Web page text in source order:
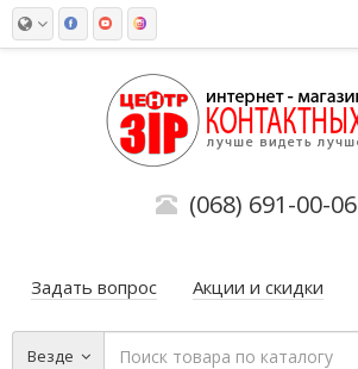
(068) 691-00-06
Задать вопрос Акции и скидки
Везде